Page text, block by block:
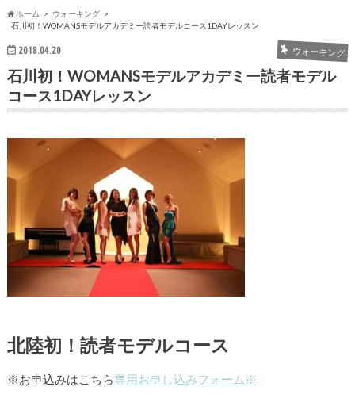
ホーム
ウォーキング
石川初！WOMANSモデルアカデミー読者モデルコース1DAYレッスン
2018.04.20 ウォーキング
石川初！WOMANSモデルアカデミー読者モデル
コース1DAYレッスン
北陸初！読者モデルコース
※お申込みはこちら専用お申し込みフォーム※